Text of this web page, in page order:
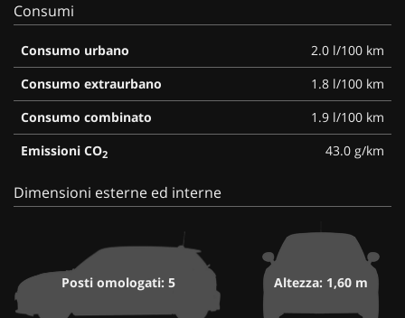
Consumi
Consumo urbano
2.0 l/100 km
Consumo extraurbano
1.8 l/100 km
Consumo combinato
1.9 l/100 km
Emissioni CO2 43.0 g/km
Dimensioni esterne ed interne
Posti omologati: 5 Altezza: 1,60 m